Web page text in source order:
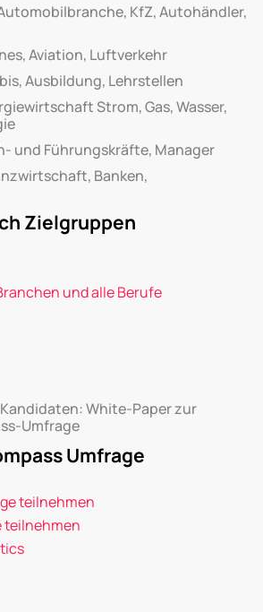
KfZ, Autohändler,
Aviation, Luftverkehr
Ausbildung, Lehrstellen
Strom, Gas, Wasser,
und Führungskräfte, Manager
Banken,
Zielgruppen
und alle Berufe
White-Paper zur
Umfrage
Umfrage
teilnehmen
teilnehmen